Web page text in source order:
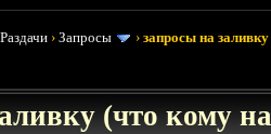
Раздачи ›Запросы ›запросы на
(что кому